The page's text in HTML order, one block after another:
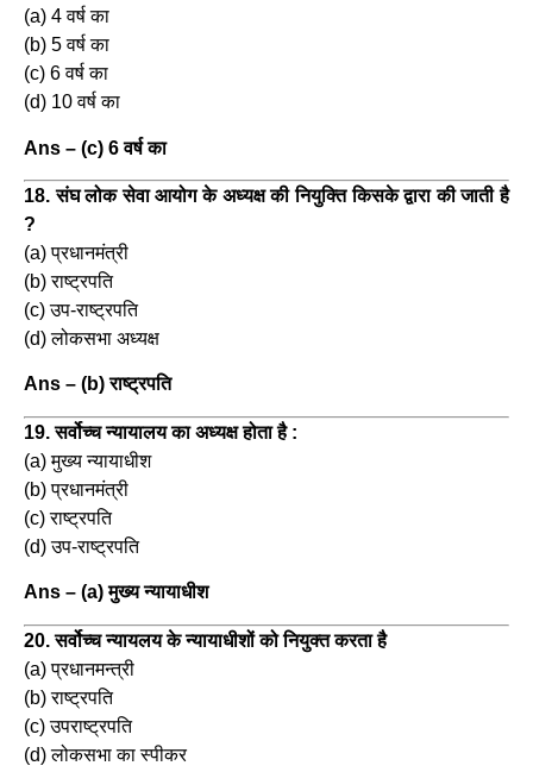
(a) 4 वर्ष का
(b) 5 वर्ष का
(c) 6 वर्ष का
(d) 10 वर्ष का
Ans – (c) 6 वर्ष का
18. संघ लोक सेवा आयोग के अध्यक्ष की नियुक्ति किसके द्वारा की जाती है
?
(a) प्रधानमंत्री
(b) राष्ट्रपति
(c) उप-राष्ट्रपति
(d) लोकसभा अध्यक्ष
Ans – (b) राष्ट्रपति
19. सर्वोच्च न्यायालय का अध्यक्ष होता है :
(a) मुख्य न्यायाधीश
(b) प्रधानमंत्री
(c) राष्ट्रपति
(d) उप-राष्ट्रपति
Ans – (a) मुख्य न्यायाधीश
20. सर्वोच्च न्यायलय के न्यायाधीशों को नियुक्त करता है
(a) प्रधानमन्त्री
(b) राष्ट्रपति
(c) उपराष्ट्रपति
(d) लोकसभा का स्पीकर